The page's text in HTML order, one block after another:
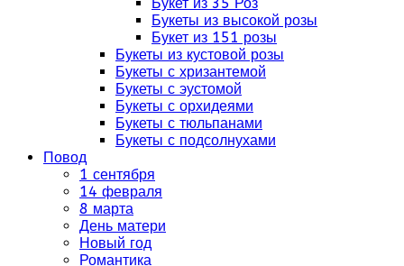
Букеты из высокой розы
Букет из 151 розы
Букеты из кустовой розы
Букеты с хризантемой
Букеты с эустомой
Букеты с орхидеями
Букеты с тюльпанами
Букеты с подсолнухами
Повод
1 сентября
14 февраля
8 марта
День матери
Новый год
Романтика